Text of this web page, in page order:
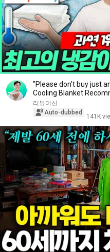
"Please don't buy just
Cooling Blanket
리뷰머신
Auto-dubbed
141K